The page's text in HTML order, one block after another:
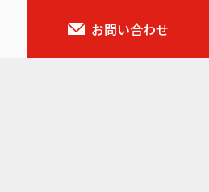
サー
お問い合わせ